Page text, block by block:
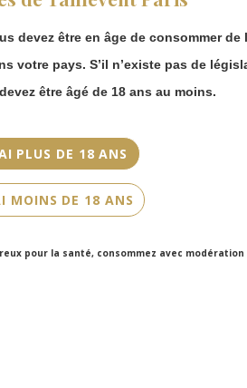
devez être en âge de consommer de
votre pays. S’il n’existe pas de
être âgé de 18 ans au moins.
PLUS DE 18 ANS
MOINS DE 18 ANS
pour la santé, consommez avec modération
de bien
en compte :
envois
du 31 août.
commandes
click-and-
(cave
Saint-
Hugo)